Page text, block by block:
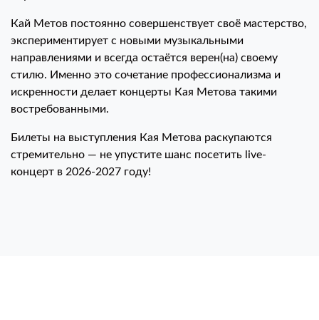
Кай Метов постоянно совершенствует своё мастерство,
экспериментирует с новыми музыкальными
направлениями и всегда остаётся верен(на) своему
стилю. Именно это сочетание профессионализма и
искренности делает концерты Кая Метова такими
востребованными.
Билеты на выступления Кая Метова раскупаются
стремительно — не упустите шанс посетить live-
концерт в 2026-2027 году!